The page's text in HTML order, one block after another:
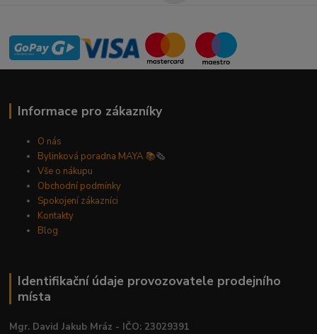
Informace pro zákazníky
O nás
Bylinková poradna MAYA 📚🗞️
Vše o nákupu
Obchodní podmínky
Spokojení zákazníci
Kontakty
Blog
Identifikační údaje provozovatele prodejního
místa
Mgr. David Jakub Mráz - IČO: 23029391